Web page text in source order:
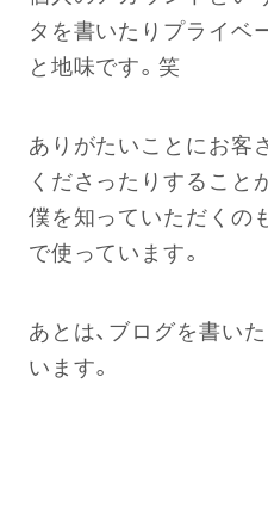
タを書いたりプライベ
と地味です。笑
ありがたいことにお客
くださったりすること
僕を知っていただくの
で使っています。
あとは、ブログを書い
います。